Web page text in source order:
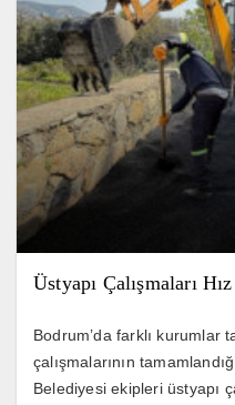
Üstyapı Çalışmaları
Bodrum’da farklı kurumlar
çalışmalarının
Belediyesi ekipleri üstyapı